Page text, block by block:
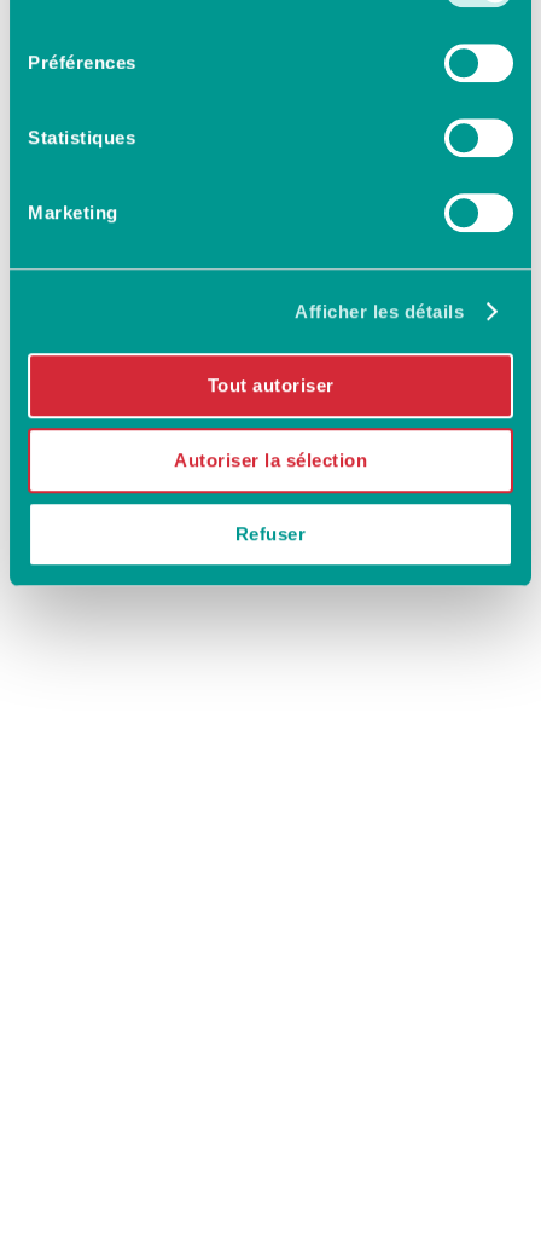
Préférences
Statistiques
Marketing
Afficher les détails
Tout autoriser
Autoriser la sélection
Refuser